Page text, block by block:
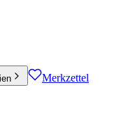
Merkzettel